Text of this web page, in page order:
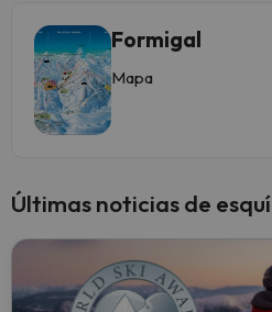
Formigal
Mapa
Últimas noticias de esquí